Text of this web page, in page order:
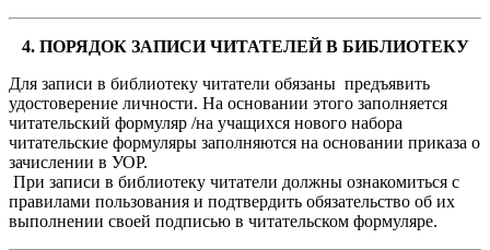
4. ПОРЯДОК ЗАПИСИ ЧИТАТЕЛЕЙ В БИБЛИОТЕКУ
Для записи в библиотеку читатели обязаны предъявить
удостоверение личности. На основании этого заполняется
читательский формуляр /на учащихся нового набора
читательские формуляры заполняются на основании приказа о
зачислении в УОР.
При записи в библиотеку читатели должны ознакомиться с
правилами пользования и подтвердить обязательство об их
выполнении своей подписью в читательском формуляре.